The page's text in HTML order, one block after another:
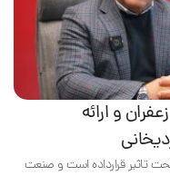
و ارائه
تاثیر قرارداده است و صنعت